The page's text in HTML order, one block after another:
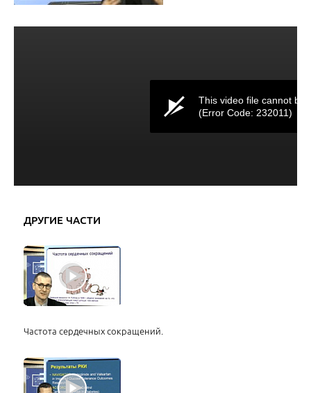
This video file cannot be
(Error Code: 232011)
ДРУГИЕ ЧАСТИ
Частота сердечных сокращений.